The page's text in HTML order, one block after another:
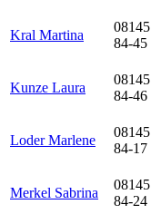
Kral Martina
08145
84-45
Kunze Laura
08145
84-46
Loder Marlene
08145
84-17
Merkel Sabrina
08145
84-24